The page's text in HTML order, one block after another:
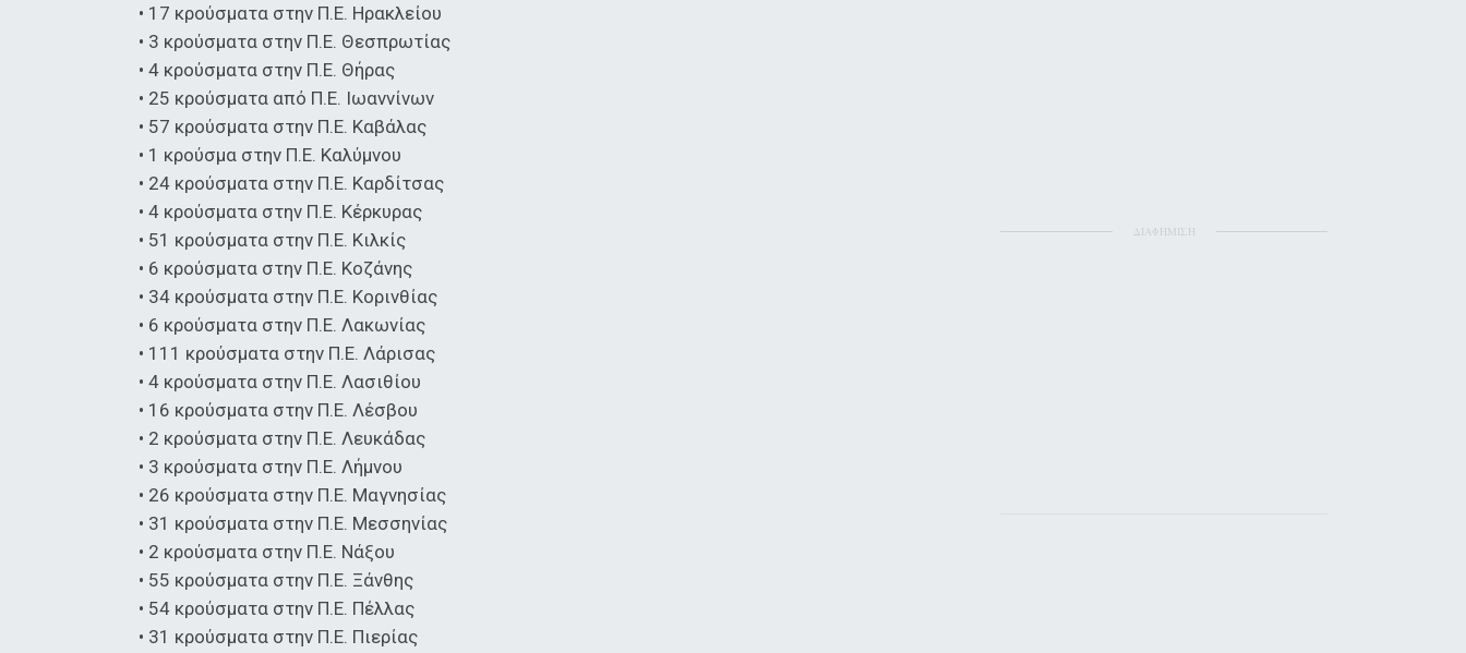
• 17 κρούσματα στην Π.Ε. Ηρακλείου
• 3 κρούσματα στην Π.Ε. Θεσπρωτίας
• 4 κρούσματα στην Π.Ε. Θήρας
• 25 κρούσματα από Π.Ε. Ιωαννίνων
• 57 κρούσματα στην Π.Ε. Καβάλας
• 1 κρούσμα στην Π.Ε. Καλύμνου
• 24 κρούσματα στην Π.Ε. Καρδίτσας
• 4 κρούσματα στην Π.Ε. Κέρκυρας
• 51 κρούσματα στην Π.Ε. Κιλκίς
• 6 κρούσματα στην Π.Ε. Κοζάνης
• 34 κρούσματα στην Π.Ε. Κορινθίας
• 6 κρούσματα στην Π.Ε. Λακωνίας
• 111 κρούσματα στην Π.Ε. Λάρισας
• 4 κρούσματα στην Π.Ε. Λασιθίου
• 16 κρούσματα στην Π.Ε. Λέσβου
• 2 κρούσματα στην Π.Ε. Λευκάδας
• 3 κρούσματα στην Π.Ε. Λήμνου
• 26 κρούσματα στην Π.Ε. Μαγνησίας
• 31 κρούσματα στην Π.Ε. Μεσσηνίας
• 2 κρούσματα στην Π.Ε. Νάξου
• 55 κρούσματα στην Π.Ε. Ξάνθης
• 54 κρούσματα στην Π.Ε. Πέλλας
• 31 κρούσματα στην Π.Ε. Πιερίας
ΔΙΑΦΗΜΙΣΗ